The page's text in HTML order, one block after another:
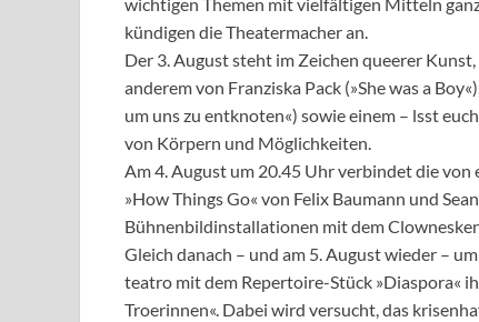
wichtigen Themen mit vielfältigen Mitteln
kündigen die Theatermacher an.
Der 3. August steht im Zeichen queerer
anderem von Franziska Pack (»She was a
um uns zu entknoten«) sowie einem – lsst
von Körpern und Möglichkeiten.
Am 4. August um 20.45 Uhr verbindet die
»How Things Go« von Felix Baumann und
Bühnenbildinstallationen mit dem
Gleich danach – und am 5. August wieder –
teatro mit dem Repertoire-Stück »Diaspora«
Troerinnen«. Dabei wird versucht, das